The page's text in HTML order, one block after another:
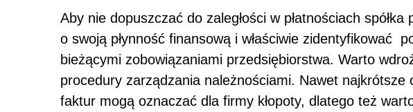
Aby nie dopuszczać do zaległości w płatnościach
o swoją płynność finansową i właściwie zidentyfikować
bieżącymi zobowiązaniami przedsiębiorstwa. Warto
procedury zarządzania należnościami. Nawet najkrótsze
faktur mogą oznaczać dla firmy kłopoty, dlatego też